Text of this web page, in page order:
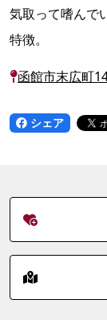
気取って嗜んで
特徴。
函館市末広町
シェア